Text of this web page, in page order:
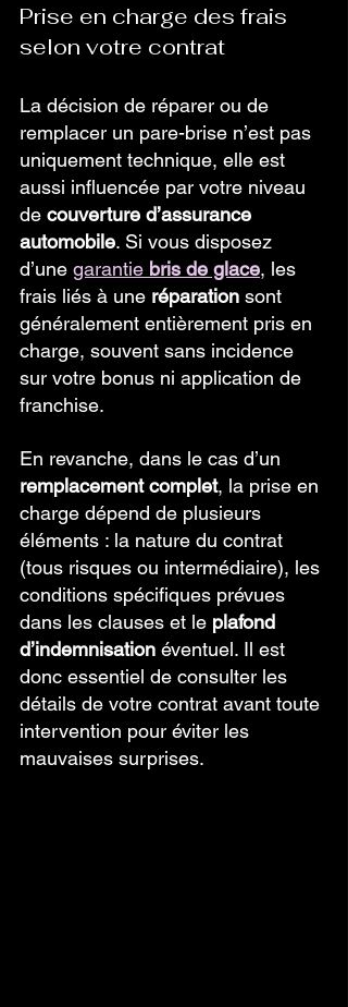
Prise en charge des frais
selon votre contrat
La décision de réparer ou de
remplacer un pare-brise n’est pas
uniquement technique, elle est
aussi influencée par votre niveau
de couverture d’assurance
automobile. Si vous disposez
d’une garantie bris de glace, les
frais liés à une réparation sont
généralement entièrement pris en
charge, souvent sans incidence
sur votre bonus ni application de
franchise.
En revanche, dans le cas d’un
remplacement complet, la prise en
charge dépend de plusieurs
éléments : la nature du contrat
(tous risques ou intermédiaire), les
conditions spécifiques prévues
dans les clauses et le plafond
d’indemnisation éventuel. Il est
donc essentiel de consulter les
détails de votre contrat avant toute
intervention pour éviter les
mauvaises surprises.